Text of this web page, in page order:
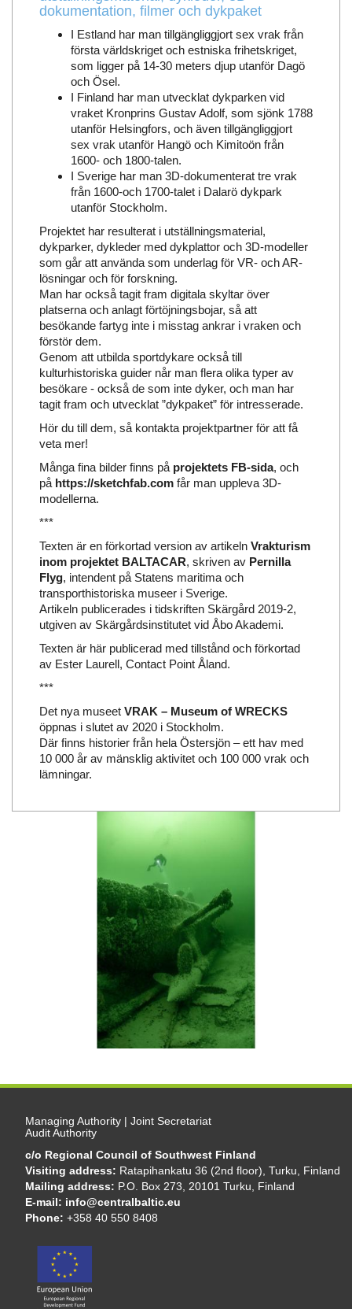
dokumentation, filmer och dykpaket
I Estland har man tillgängliggjort sex vrak från
första världskriget och estniska frihetskriget,
som ligger på 14-30 meters djup utanför Dagö
och Ösel.
I Finland har man utvecklat dykparken vid
vraket Kronprins Gustav Adolf, som sjönk 1788
utanför Helsingfors, och även tillgängliggjort
sex vrak utanför Hangö och Kimitoön från
1600- och 1800-talen.
I Sverige har man 3D-dokumenterat tre vrak
från 1600-och 1700-talet i Dalarö dykpark
utanför Stockholm.
Projektet har resulterat i utställningsmaterial,
dykparker, dykleder med dykplattor och 3D-modeller
som går att använda som underlag för VR- och AR-
lösningar och för forskning.
Man har också tagit fram digitala skyltar över
platserna och anlagt förtöjningsbojar, så att
besökande fartyg inte i misstag ankrar i vraken och
förstör dem.
Genom att utbilda sportdykare också till
kulturhistoriska guider når man flera olika typer av
besökare - också de som inte dyker, och man har
tagit fram och utvecklat ”dykpaket” för intresserade.
Hör du till dem, så kontakta projektpartner för att få
veta mer!
Många fina bilder finns på projektets FB-sida, och
på https://sketchfab.comfår man uppleva 3D-
modellerna.
***
Texten är en förkortad version av artikeln Vrakturism
inom projektet BALTACAR, skriven av Pernilla
Flyg, intendent på Statens maritima och
transporthistoriska museer i Sverige.
Artikeln publicerades i tidskriften Skärgård 2019-2,
utgiven av Skärgårdsinstitutet vid Åbo Akademi.
Texten är här publicerad med tillstånd och förkortad
av Ester Laurell, Contact Point Åland.
***
Det nya museetVRAK – Museum of WRECKS
öppnas i slutet av 2020 i Stockholm.
Där finns historier från hela Östersjön – ett hav med
10 000 år av mänsklig aktivitet och 100 000 vrak och
lämningar.
Managing Authority | Joint Secretariat
Audit Authority
c/o Regional Council of Southwest Finland
Visiting address: Ratapihankatu 36 (2nd floor), Turku, Finland
Mailing address: P.O. Box 273, 20101 Turku, Finland
E-mail: info@centralbaltic.eu
Phone: +358 40 550 8408